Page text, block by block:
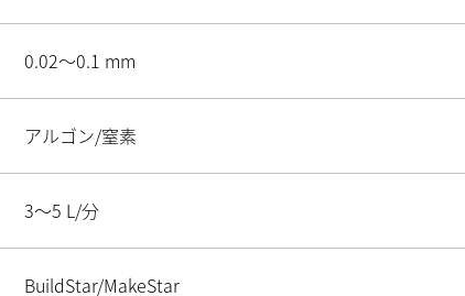
0.02～0.1 mm
アルゴン/窒素
3～5 L/分
BuildStar/MakeStar